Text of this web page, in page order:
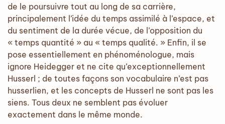
de le poursuivre tout au long de sa carrière,
principalement l’idée du temps assimilé à l’espace, et
du sentiment de la durée vécue, de l’opposition du
« temps quantité » au « temps qualité. » Enfin, il se
pose essentiellement en phénoménologue, mais
ignore Heidegger et ne cite qu’exceptionnellement
Husserl ; de toutes façons son vocabulaire n’est pas
husserlien, et les concepts de Husserl ne sont pas les
siens. Tous deux ne semblent pas évoluer
exactement dans le même monde.